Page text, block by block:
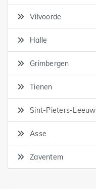
Vilvoorde
Halle
Grimbergen
Tienen
Sint-Pieters-Leeuw
Asse
Zaventem